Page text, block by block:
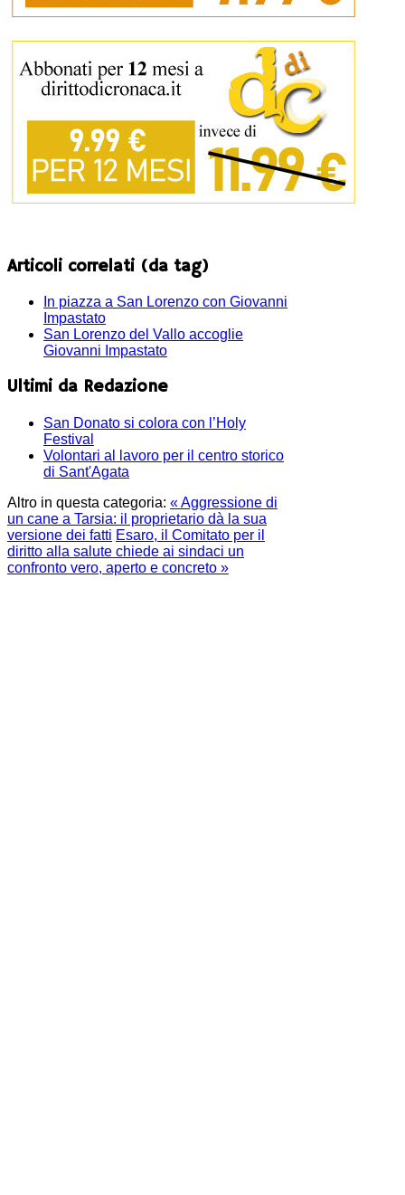
Articoli correlati (da tag)
In piazza a San Lorenzo con Giovanni
Impastato
San Lorenzo del Vallo accoglie
Giovanni Impastato
Ultimi da Redazione
San Donato si colora con l’Holy
Festival
Volontari al lavoro per il centro storico
di Sant'Agata
Altro in questa categoria: « Aggressione di
un cane a Tarsia: il proprietario dà la sua
versione dei fatti Esaro, il Comitato per il
diritto alla salute chiede ai sindaci un
confronto vero, aperto e concreto »